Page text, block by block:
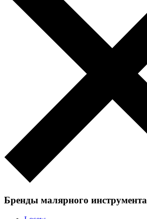
Бренды малярного инструмента